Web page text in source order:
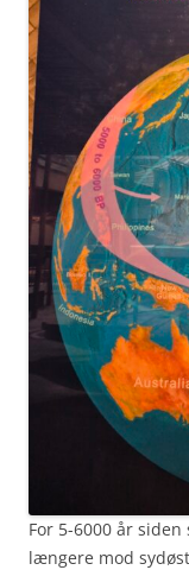
For 5-6000 år
længere mod